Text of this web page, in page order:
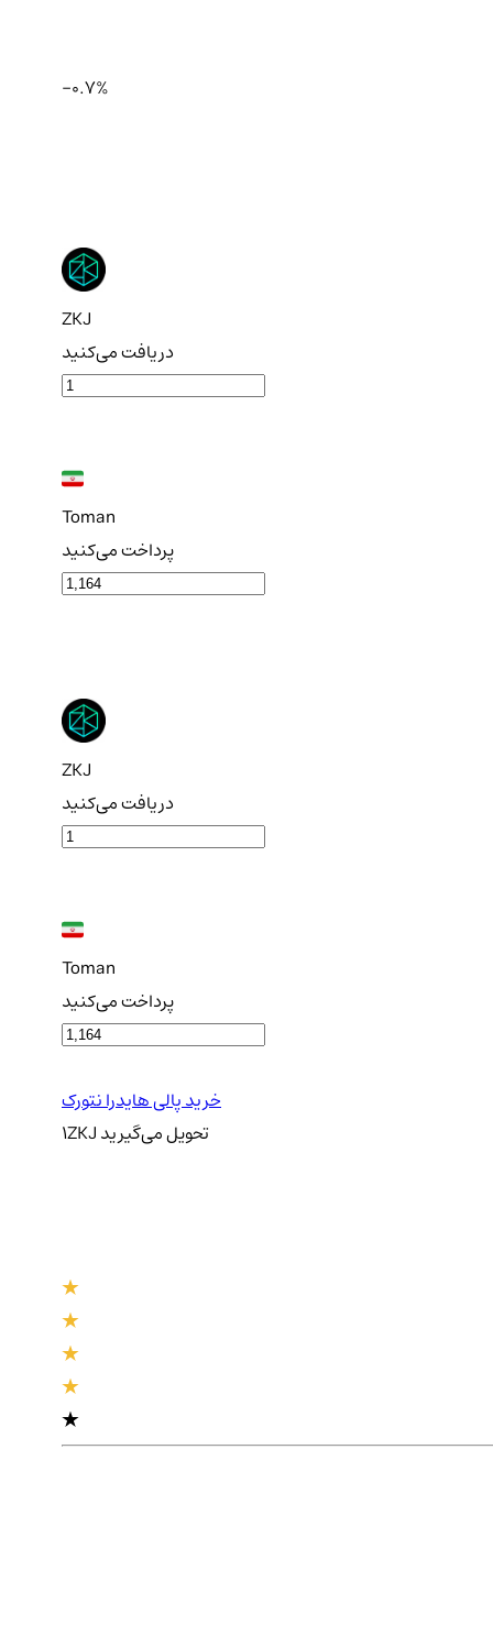
-0.7%
ZKJ
دریافت می‌کنید
Toman
پرداخت می‌کنید
ZKJ
دریافت می‌کنید
Toman
پرداخت می‌کنید
خرید پالی هایدرا نتورک
1ZKJ تحویلمی‌گیرید